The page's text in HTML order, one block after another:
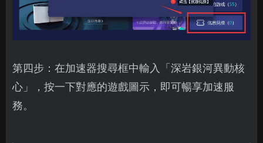
第四步：在加速器搜尋框中輸入「深岩銀河異動核
心」，按一下對應的遊戲圖示，即可暢享加速服
務。